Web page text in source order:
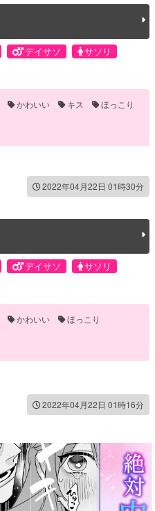
デイサソ
サソリ
かわいい キス
ほっこり
2022年04月22日 01時30分
デイサソ
サソリ
かわいい
ほっこり
2022年04月22日 01時16分